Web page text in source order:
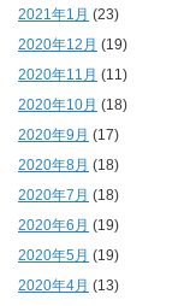
2021年1月 (23)
2020年12月 (19)
2020年11月 (11)
2020年10月 (18)
2020年9月 (17)
2020年8月 (18)
2020年7月 (18)
2020年6月 (19)
2020年5月 (19)
2020年4月 (13)